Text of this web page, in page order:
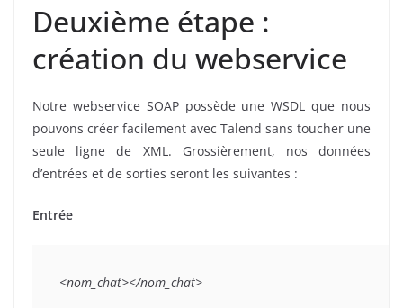
Deuxième étape :
création du webservice
Notre webservice SOAP possède une WSDL que nous
pouvons créer facilement avec Talend sans toucher une
seule ligne de XML. Grossièrement, nos données
d’entrées et de sorties seront les suivantes :
Entrée
<nom_chat></nom_chat>